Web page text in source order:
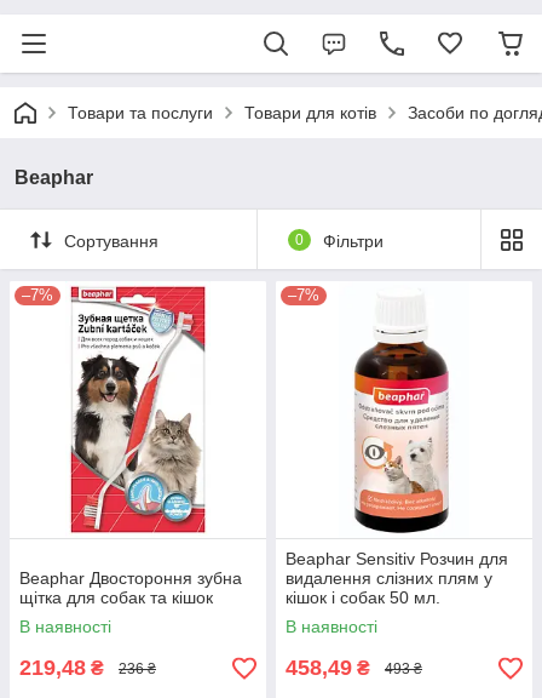
Товари та послуги Товари для котів Засоби по
Beaphar
Сортування 0 Фільтри
–7%
Beaphar Двостороння зубна
щітка для собак та кішок
В наявності
219,48 ₴ 236 ₴
–7%
Beaphar Sensitiv Розчин для
видалення слізних плям у
кішок і собак 50 мл.
В наявності
458,49 ₴ 493 ₴